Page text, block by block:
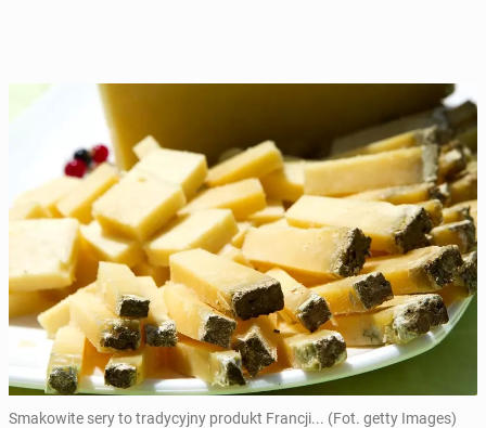
Smakowite sery to tradycyjny produkt Francji... (Fot. getty Images)